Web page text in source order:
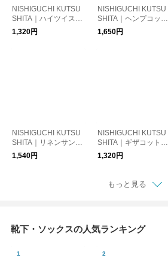
NISHIGUCHI KUTSU
SHITA｜ハイツイスト
コットンフットカバー
NK0301【ゆうパケッ
1,320円
NISHIGUCHI KUTSU
SHITA｜ヘンプコット
ンリブソックス NK01
05【ゆうパケット対
1,650円
NISHIGUCHI KUTSU
SHITA｜リネンサンダ
ルソックス ME0128／
memeri【ゆうパケッ
1,540円
NISHIGUCHI KUTSU
SHITA｜ギザコットン
ヘリンボーンソックス
ME0107／memeri
1,320円
もっと見る
靴下・ソックスの人気ランキング